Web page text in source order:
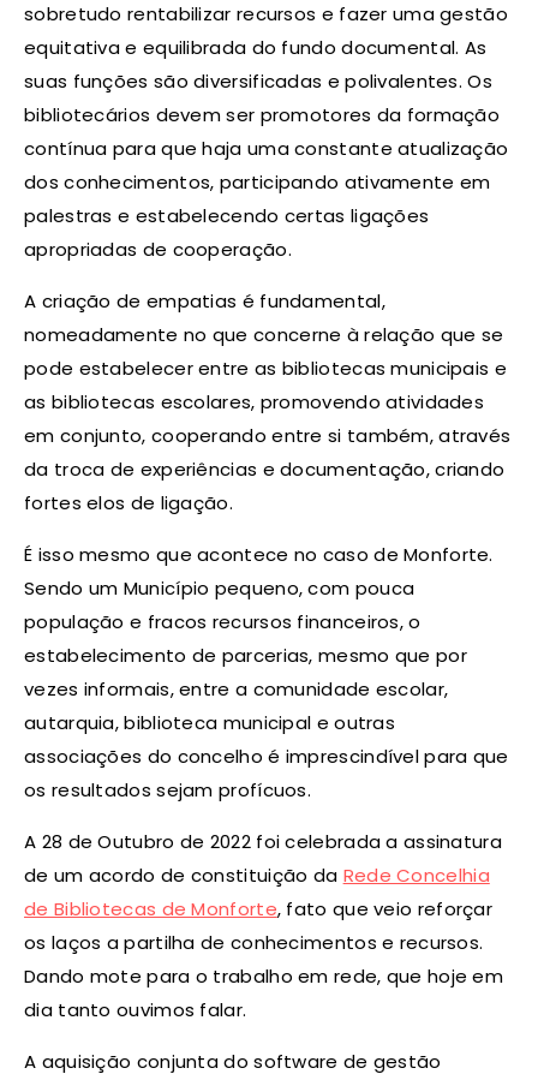
sobretudo rentabilizar recursos e fazer uma gestão
equitativa e equilibrada do fundo documental. As
suas funções são diversificadas e polivalentes. Os
bibliotecários devem ser promotores da formação
contínua para que haja uma constante atualização
dos conhecimentos, participando ativamente em
palestras e estabelecendo certas ligações
apropriadas de cooperação.
A criação de empatias é fundamental,
nomeadamente no que concerne à relação que se
pode estabelecer entre as bibliotecas municipais e
as bibliotecas escolares, promovendo atividades
em conjunto, cooperando entre si também, através
da troca de experiências e documentação, criando
fortes elos de ligação.
É isso mesmo que acontece no caso de Monforte.
Sendo um Município pequeno, com pouca
população e fracos recursos financeiros, o
estabelecimento de parcerias, mesmo que por
vezes informais, entre a comunidade escolar,
autarquia, biblioteca municipal e outras
associações do concelho é imprescindível para que
os resultados sejam profícuos.
A 28 de Outubro de 2022 foi celebrada a assinatura
de um acordo de constituição da Rede Concelhia
de Bibliotecas de Monforte, fato que veio reforçar
os laços a partilha de conhecimentos e recursos.
Dando mote para o trabalho em rede, que hoje em
dia tanto ouvimos falar.
A aquisição conjunta do software de gestão